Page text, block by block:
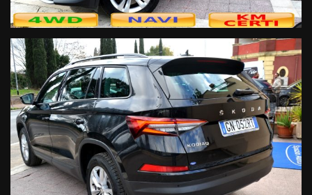
- 6Airbag
- Sistema antibloccaggio ABS
- Tecnologia DNA Skoda
- Fari full led direzionali
- Specchietti retrovisori esterni ripiegabili elettricamente
- Immobilizzatore elettronico
- Montaggio seggiolino bambini ISOFIX
- Sensore pressione pneumatici
- Sensori di parcheggio anteriori e posteriori con retrocamera
- Fendinebbia
- Sistema lettura cartelli stradali
- Sistema anticollisione
- Sistema mantenimento carreggiata